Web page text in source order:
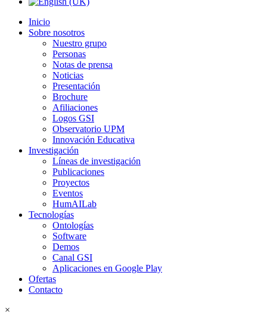
Inicio
Sobre nosotros
Nuestro grupo
Personas
Notas de prensa
Noticias
Presentación
Brochure
Afiliaciones
Logos GSI
Observatorio UPM
Innovación Educativa
Investigación
Líneas de investigación
Publicaciones
Proyectos
Eventos
HumAILab
Tecnologías
Ontologías
Software
Demos
Canal GSI
Aplicaciones en Google Play
Ofertas
Contacto
×